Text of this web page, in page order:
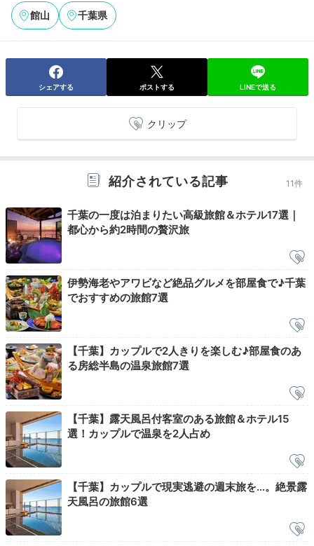
リュームたっぷりで美味しく大満足！また、バウンサー
を貸してくださりゆっくり食事できました。
思い思いの寛ぎ時間
夕食後は客室露天や大浴場でゆっくり。大浴場は夕食中
に男女入替がされるため、昼と夜で違う雰囲気を楽しめ
ます。4つの温浴施設やエステを貸切できるフロア
「風」もぜひ。
2日目
館山 千葉県
シェアする ポストする LINEで送る
クリップ
紹介されている記事 11件
千葉の一度は泊まりたい高級旅館＆ホテル17選｜
都心から約2時間の贅沢旅
伊勢海老やアワビなど絶品グルメを部屋食で♪千葉
でおすすめの旅館7選
【千葉】カップルで2人きりを楽しむ♪部屋食のあ
る房総半島の温泉旅館7選
【千葉】露天風呂付客室のある旅館＆ホテル15
選！カップルで温泉を2人占め
【千葉】カップルで現実逃避の週末旅を…。絶景露
天風呂の旅館6選